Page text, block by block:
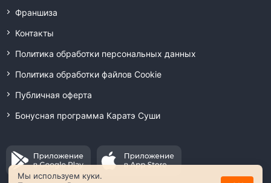
Франшиза
Контакты
Политика обработки персональных данных
Политика обработки файлов Cookie
Публичная оферта
Бонусная программа Каратэ Суши
Мы используем куки.